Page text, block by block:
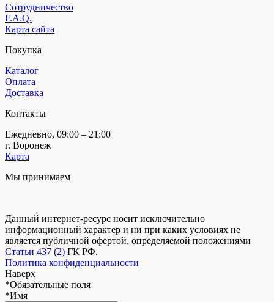
Сотрудничество
F.A.Q.
Карта сайта
Покупка
Каталог
Оплата
Доставка
Контакты
Ежедневно, 09:00 – 21:00
г. Воронеж
Карта
Мы принимаем
Данный интернет-ресурс носит исключительно
информационный характер и ни при каких условиях не
является публичной офертой, определяемой положениями
Статьи 437 (2) ГК РФ.
Политика конфиденциальности
Наверх
*Обязательные поля
*Имя